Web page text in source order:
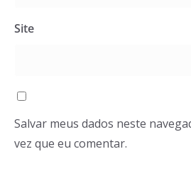
Site
Salvar meus dados neste
vez que eu comentar.